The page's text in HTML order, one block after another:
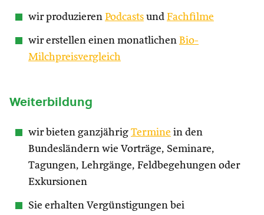
wir produzieren Podcasts und Fachfilme
wir erstellen einen monatlichen Bio-
Milchpreisvergleich
Weiterbildung
wir bieten ganzjährig Termine in den
Bundesländern wie Vorträge, Seminare,
Tagungen, Lehrgänge, Feldbegehungen oder
Exkursionen
Sie erhalten Vergünstigungen bei